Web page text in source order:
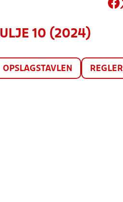
10 (2024)
OPSLAGSTAVLEN REGLER